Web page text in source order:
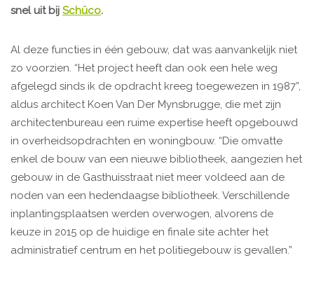
snel uit bij Schüco.
Al deze functies in één gebouw, dat was aanvankelijk niet
zo voorzien. “Het project heeft dan ook een hele weg
afgelegd sinds ik de opdracht kreeg toegewezen in 1987”,
aldus architect Koen Van Der Mynsbrugge, die met zijn
architectenbureau een ruime expertise heeft opgebouwd
in overheidsopdrachten en woningbouw. “Die omvatte
enkel de bouw van een nieuwe bibliotheek, aangezien het
gebouw in de Gasthuisstraat niet meer voldeed aan de
noden van een hedendaagse bibliotheek. Verschillende
inplantingsplaatsen werden overwogen, alvorens de
keuze in 2015 op de huidige en finale site achter het
administratief centrum en het politiegebouw is gevallen.”